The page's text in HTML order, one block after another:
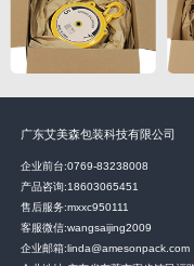
广东艾美森包装科技有限公司
企业前台:0769-83238008
产品咨询:18603065451
售后服务:mxxc950111
客服微信:wangsaijing2009
企业邮箱:linda@amesonpack.com